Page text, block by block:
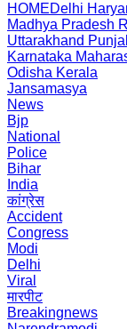
HOMEDelhi
Madhya Pradesh
Uttarakhand
Karnataka
Odisha Kerala
Jansamasya
News
Bjp
National
Police
Bihar
India
कांग्रेस
Accident
Congress
Modi
Delhi
Viral
मारपीट
Breakingnews